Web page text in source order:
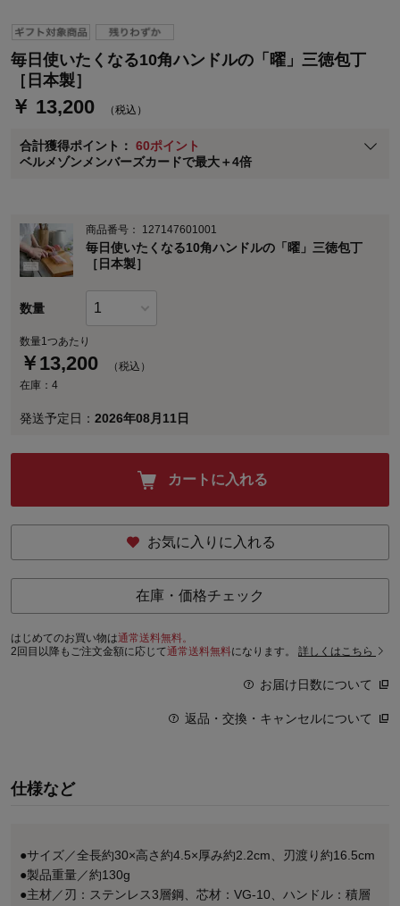
毎日使いたくなる10角ハンドルの「曜」三徳包丁
［日本製］
￥ 13,200 （税込）
合計獲得ポイント： 60ポイント
ベルメゾンメンバーズカードで最大＋4倍
通常商品送料無料 返品引取無料（JCBのみ）
即時入会なら更に500円OFFクーポンプレゼント
※メンバーズカードの加算ポイントはステージ倍率適用前の基本ポイント
に対して適用されます。
商品番号： 127147601001
毎日使いたくなる10角ハンドルの「曜」三徳包丁
［日本製］
数量
数量1つあたり
￥ 13,200
（税込）
在庫：4
発送予定日： 2026年08月11日
カートに入れる
お気に入りに入れる
在庫・価格チェック
はじめてのお買い物は通常送料無料。
2回目以降もご注文金額に応じて通常送料無料になります。 詳しくはこちら
お届け日数について
返品・交換・キャンセルについて
仕様など
●サイズ／全長約30×高さ約4.5×厚み約2.2cm、刃渡り約16.5cm
●製品重量／約130g
●主材／刃：ステンレス3層鋼、芯材：VG-10、ハンドル：積層